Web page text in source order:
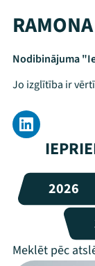
Nodibinājuma
Jo izglītība ir
2026